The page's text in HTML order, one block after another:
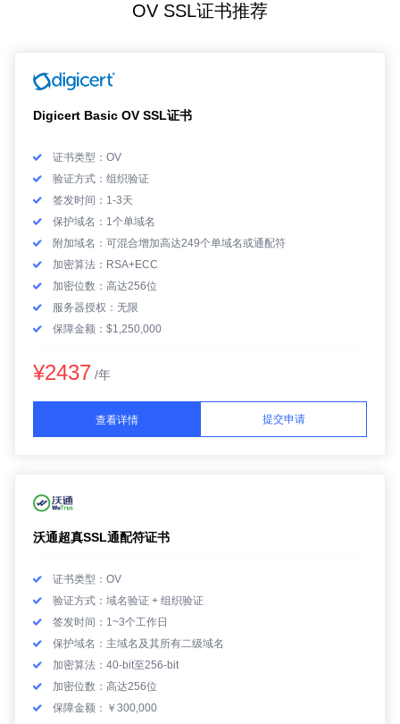
OV SSL证书推荐
Digicert Basic OV SSL证书
证书类型：OV
验证方式：组织验证
签发时间：1-3天
保护域名：1个单域名
附加域名：可混合增加高达249个单域名或通配符
加密算法：RSA+ECC
加密位数：高达256位
服务器授权：无限
保障金额：$1,250,000
¥2437 /年
查看详情 提交申请
沃通超真SSL通配符证书
证书类型：OV
验证方式：域名验证 + 组织验证
签发时间：1~3个工作日
保护域名：主域名及其所有二级域名
加密算法：40-bit至256-bit
加密位数：高达256位
保障金额：￥300,000